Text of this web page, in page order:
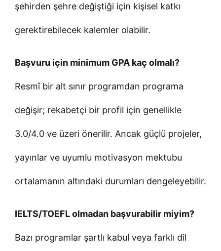
şehirden şehre değiştiği için kişisel katkı
gerektirebilecek kalemler olabilir.
Başvuru için minimum GPA kaç olmalı?
Resmî bir alt sınır programdan programa
değişir; rekabetçi bir profil için genellikle
3.0/4.0 ve üzeri önerilir. Ancak güçlü projeler,
yayınlar ve uyumlu motivasyon mektubu
ortalamanın altındaki durumları dengeleyebilir.
IELTS/TOEFL olmadan başvurabilir miyim?
Bazı programlar şartlı kabul veya farklı dil